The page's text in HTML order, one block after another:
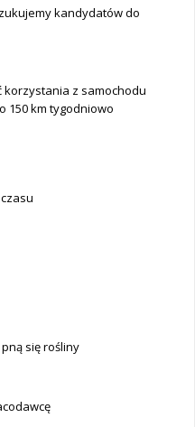
kandydatów do
korzystania z samochodu
150 km tygodniowo
się rośliny